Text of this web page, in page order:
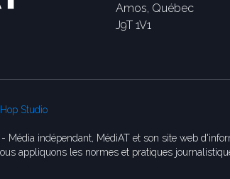
Amos, Québec
J9T 1V1
Studio
Média indépendant, MédiAT et son site web
appliquons les normes et pratiques